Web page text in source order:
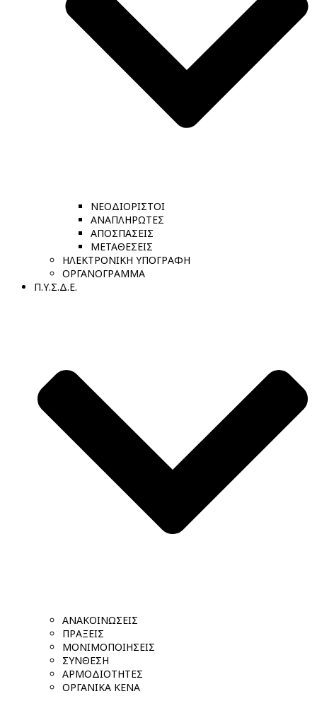
ΝΕΟΔΙΟΡΙΣΤΟΙ
ΑΝΑΠΛΗΡΩΤΕΣ
ΑΠΟΣΠΑΣΕΙΣ
ΜΕΤΑΘΕΣΕΙΣ
ΗΛΕΚΤΡΟΝΙΚΗ ΥΠΟΓΡΑΦΗ
ΟΡΓΑΝΟΓΡΑΜΜΑ
Π.Υ.Σ.Δ.Ε.
ΑΝΑΚΟΙΝΩΣΕΙΣ
ΠΡΑΞΕΙΣ
ΜΟΝΙΜΟΠΟΙΗΣΕΙΣ
ΣΥΝΘΕΣΗ
ΑΡΜΟΔΙΟΤΗΤΕΣ
ΟΡΓΑΝΙΚΑ ΚΕΝΑ